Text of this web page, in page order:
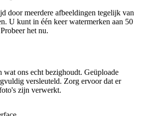
door meerdere afbeeldingen tegelijk van
U kunt in één keer watermerken aan 50
het nu.
ons echt bezighoudt. Geüploade
versleuteld. Zorg ervoor dat er
zijn verwerkt.